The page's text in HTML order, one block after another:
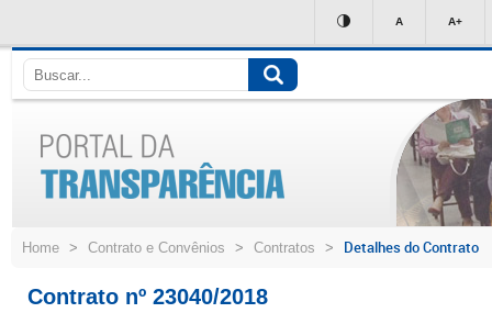
conteúdo
A A+
Home > Contrato e Convênios > Contratos > Detalhes do Contrato
Contrato nº 23040/2018